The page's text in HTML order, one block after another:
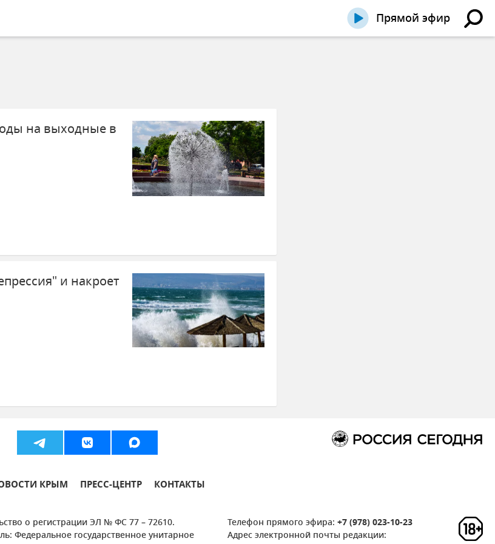
Прямой эфир
на выходные в
и накроет
КРЫМ ПРЕСС-ЦЕНТР КОНТАКТЫ
о регистрации ЭЛ № ФС 77 – 72610.
Федеральное государственное унитарное
Телефон прямого эфира: +7 (978) 023-10-23
Адрес электронной почты редакции: